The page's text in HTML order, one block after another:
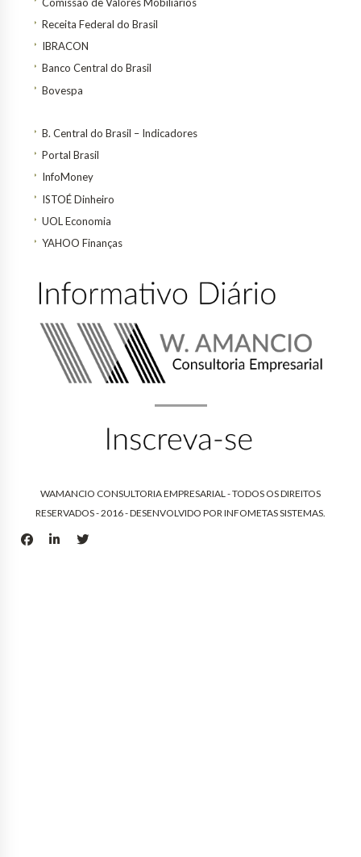
Receita Federal do Brasil
IBRACON
Banco Central do Brasil
Bovespa
B. Central do Brasil – Indicadores
Portal Brasil
InfoMoney
ISTOÉ Dinheiro
UOL Economia
YAHOO Finanças
WAMANCIO CONSULTORIA EMPRESARIAL - TODOS OS DIREITOS
RESERVADOS - 2016 - DESENVOLVIDO PORINFOMETAS SISTEMAS.